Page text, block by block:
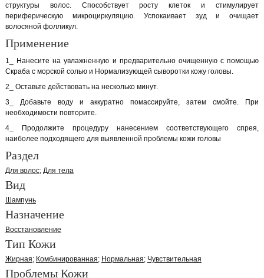
структуры волос. Способствует росту клеток и стимулирует
периферическую микроциркуляцию. Успокаивает зуд и очищает
волосяной фолликул.
Применение
1_ Нанесите на увлажненную и предварительно очищенную с помощью
Скраба с морской солью и Нормализующей сыворотки кожу головы.
2_ Оставьте действовать на несколько минут.
3_ Добавьте воду и аккуратно помассируйте, затем смойте. При
необходимости повторите.
4_ Продолжите процедуру нанесением соответствующего спрея,
наиболее подходящего для выявленной проблемы кожи головы
Раздел
Для волос Для тела
Вид
Шампунь
Назначение
Восстановление
Тип Кожи
Жирная Комбинированная Нормальная Чувствительная
Проблемы Кожи